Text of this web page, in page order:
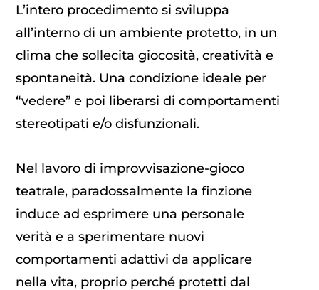
L’intero procedimento si sviluppa
all’interno di un ambiente protetto, in un
clima che sollecita giocosità, creatività e
spontaneità. Una condizione ideale per
“vedere” e poi liberarsi di comportamenti
stereotipati e/o disfunzionali.
Nel lavoro di improvvisazione-gioco
teatrale, paradossalmente la finzione
induce ad esprimere una personale
verità e a sperimentare nuovi
comportamenti adattivi da applicare
nella vita, proprio perché protetti dal